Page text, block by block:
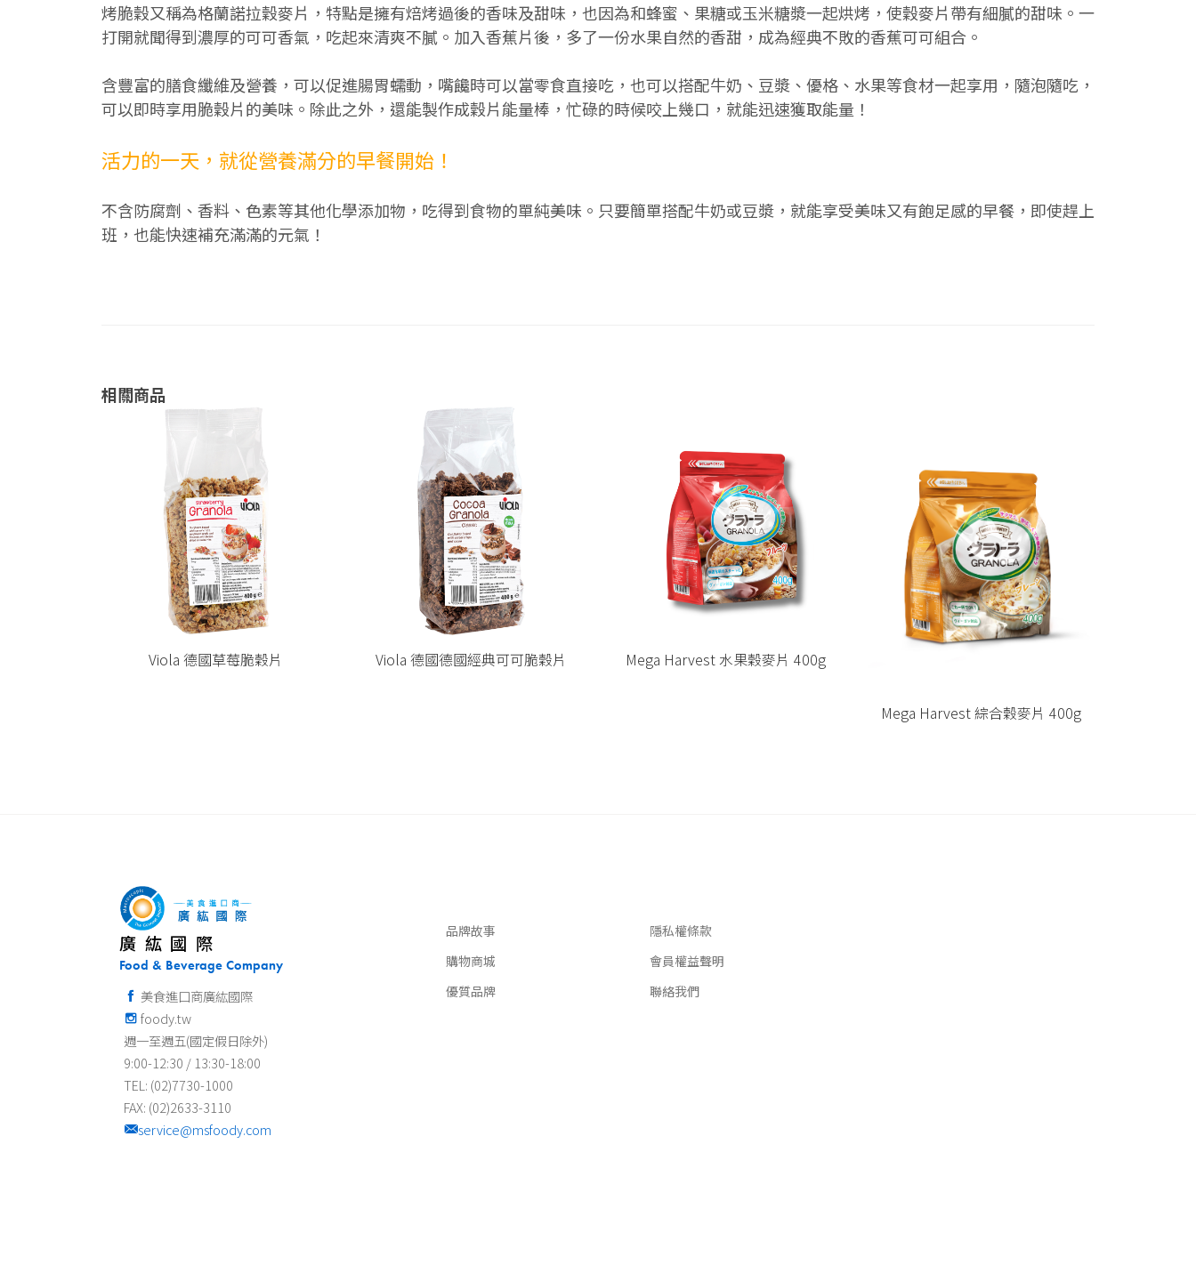
烤脆穀又稱為格蘭諾拉穀麥片，特點是擁有焙烤過後的香味及甜味，也因為和蜂蜜、果糖或玉米糖漿一起烘烤，使穀麥片帶有細膩的甜味。一
打開就聞得到濃厚的可可香氣，吃起來清爽不膩。加入香蕉片後，多了一份水果自然的香甜，成為經典不敗的香蕉可可組合。
含豐富的膳食纖維及營養，可以促進腸胃蠕動，嘴饞時可以當零食直接吃，也可以搭配牛奶、豆漿、優格、水果等食材一起享用，隨泡隨吃，
可以即時享用脆穀片的美味。除此之外，還能製作成穀片能量棒，忙碌的時候咬上幾口，就能迅速獲取能量！
活力的一天，就從營養滿分的早餐開始！
不含防腐劑、香料、色素等其他化學添加物，吃得到食物的單純美味。只要簡單搭配牛奶或豆漿，就能享受美味又有飽足感的早餐，即使趕上
班，也能快速補充滿滿的元氣！
相關商品
Viola 德國德國經典可可脆穀片 Mega Harvest 水果穀麥片 400g
廣紘國際
Food & Beverage Company
美食進口商廣紘國際
foody.tw
週一至週五(國定假日除外)
9:00-12:30 / 13:30-18:00
TEL: (02)7730-1000
FAX: (02)2633-3110
service@msfoody.com
品牌故事
購物商城
優質品牌
隱私權條款
會員權益聲明
聯絡我們